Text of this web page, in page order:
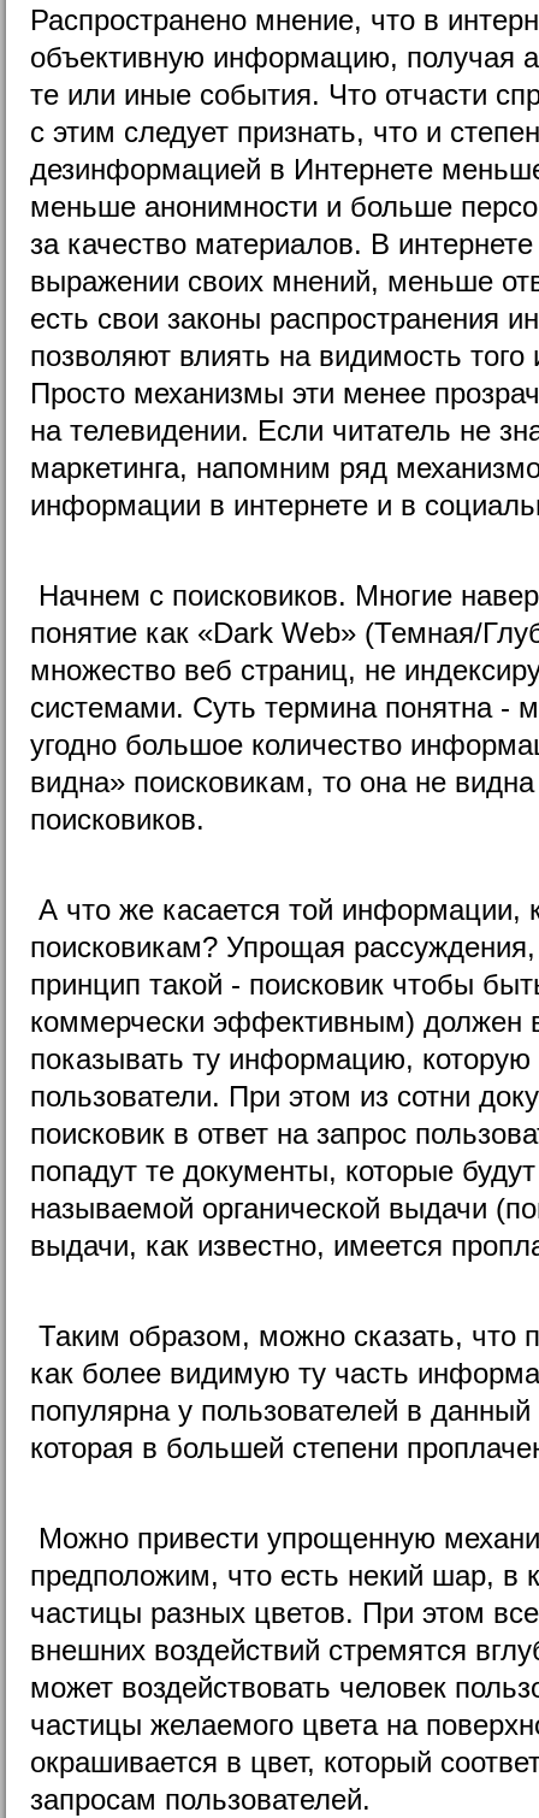
Распространено мнение, что в
объективную информацию, получая
те или иные события. Что отчасти
с этим следует признать, что и
дезинформацией в Интернете
меньше анонимности и больше
за качество материалов. В
выражении своих мнений, меньше
есть свои законы распространения
позволяют влиять на видимость
Просто механизмы эти менее
на телевидении. Если читатель не
маркетинга, напомним ряд
информации в интернете и в
Начнем с поисковиков. Многие
понятие как «Dark Web» (Темная/
множество веб страниц, не
системами. Суть термина понятна -
угодно большое количество
видна» поисковикам, то она не
поисковиков.
А что же касается той информации,
поисковикам? Упрощая
принцип такой - поисковик чтобы
коммерчески эффективным) должен
показывать ту информацию, которую
пользователи. При этом из сотни
поисковик в ответ на запрос
попадут те документы, которые
называемой органической выдачи
выдачи, как известно, имеется
Таким образом, можно сказать, что
как более видимую ту часть
популярна у пользователей в
которая в большей степени
Можно привести упрощенную
предположим, что есть некий шар, в
частицы разных цветов. При этом
внешних воздействий стремятся
может воздействовать человек
частицы желаемого цвета на
окрашивается в цвет, который
запросам пользователей.